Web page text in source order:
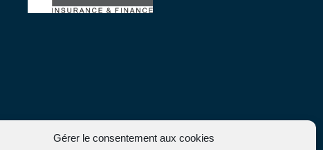
Gérer le consentement aux cookies